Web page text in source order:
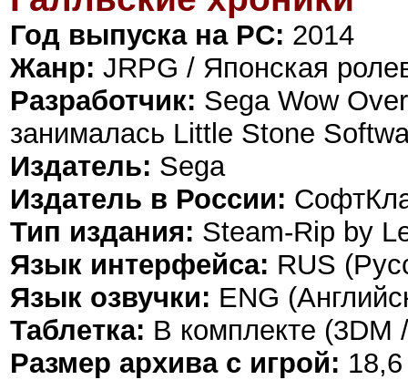
Год выпуска на PC: 2014
Жанр: JRPG / Японская
Разработчик: Sega Wow
занималась Little Stone
Издатель: Sega
Издатель в России:
Тип издания: Steam-Rip by
Язык интерфейса: RUS
Язык озвучки: ENG
Таблетка: В комплекте (3DM
Размер архива с игрой: